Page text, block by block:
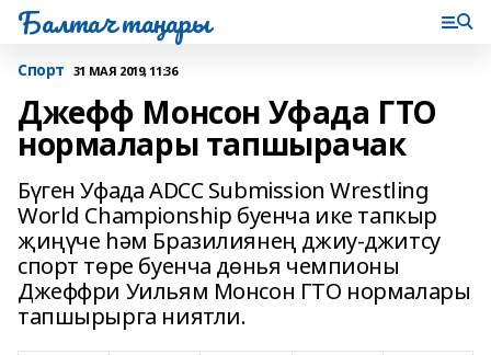
Балтач таңнары
Спорт 31 МАЯ 2019, 11:36
Джефф Монсон Уфада ГТО
нормалары тапшырачак
Бүген Уфада ADCC Submission Wrestling
World Championship буенча ике тапкыр
җиңүче һәм Бразилиянең джиу-джитсу
спорт төре буенча дөнья чемпионы
Джеффри Уильям Монсон ГТО нормалары
тапшырырга ниятли.